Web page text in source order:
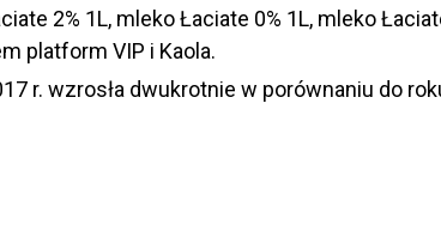
2% 1L, mleko Łaciate 0% 1L, mleko
platform VIP i Kaola.
r. wzrosła dwukrotnie w porównaniu do